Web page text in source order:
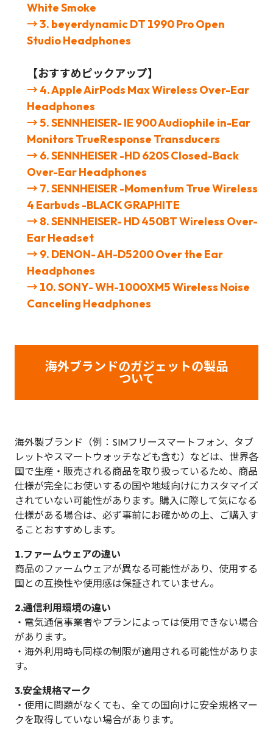
White Smoke
→ 3. beyerdynamic DT 1990 Pro Open
Studio Headphones
【おすすめピックアップ】
→ 4. Apple AirPods Max Wireless Over-Ear
Headphones
→ 5. SENNHEISER- IE 900 Audiophile in-Ear
Monitors TrueResponse Transducers
→ 6. SENNHEISER -HD 620S Closed-Back
Over-Ear Headphones
→ 7. SENNHEISER -Momentum True Wireless
4 Earbuds -BLACK GRAPHITE
→ 8. SENNHEISER- HD 450BT Wireless Over-
Ear Headset
→ 9. DENON- AH-D5200 Over the Ear
Headphones
→ 10. SONY- WH-1000XM5 Wireless Noise
Canceling Headphones
海外ブランドのガジェットの製品
ついて
海外製ブランド（例：SIMフリースマートフォン、タブ
レットやスマートウォッチなども含む）などは、世界各
国で生産・販売される商品を取り扱っているため、商品
仕様が完全にお使いするの国や地域向けにカスタマイズ
されていない可能性があります。購入に際して気になる
仕様がある場合は、必ず事前にお確かめの上、ご購入す
ることおすすめします。
1.ファームウェアの違い
商品のファームウェアが異なる可能性があり、使用する
国との互換性や使用感は保証されていません。
2.通信利用環境の違い
・電気通信事業者やプランによっては使用できない場合
があります。
・海外利用時も同様の制限が適用される可能性がありま
す。
3.安全規格マーク
・使用に問題がなくても、全ての国向けに安全規格マー
クを取得していない場合があります。